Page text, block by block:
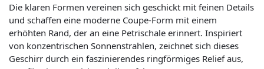
Die klaren Formen vereinen sich geschickt mit feinen Details
und schaffen eine moderne Coupe-Form mit einem
erhöhten Rand, der an eine Petrischale erinnert. Inspiriert
von konzentrischen Sonnenstrahlen, zeichnet sich dieses
Geschirr durch ein faszinierendes ringförmiges Relief aus,